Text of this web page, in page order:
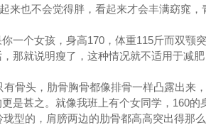
来也不会觉得胖，看起来才会丰满窈窕，
个女孩，身高170，体重115斤而双颚突
那就说明瘦了，这种情况就不适用于减肥
骨头，肋骨胸骨都像排骨一样凸露出来，
是甚之。就像我班上有个女同学，160的
型的，肩膀两边的肋骨都高高突出得那么